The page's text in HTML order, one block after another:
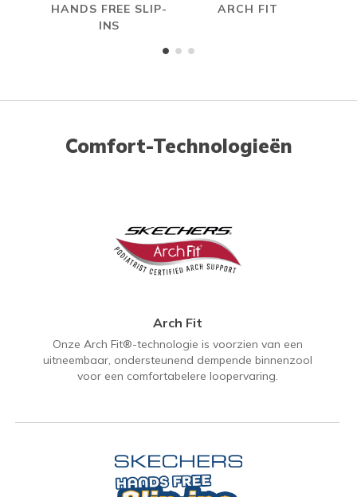
HANDS FREE SLIP-
INS
ARCH FIT
Comfort-Technologieën
Arch Fit
Onze Arch Fit®-technologie is voorzien van een
uitneembaar, ondersteunend dempende binnenzool
voor een comfortabelere loopervaring.